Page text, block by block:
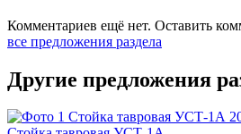
Комментариев ещё нет. Оставить
все предложения раздела
Другие предложения